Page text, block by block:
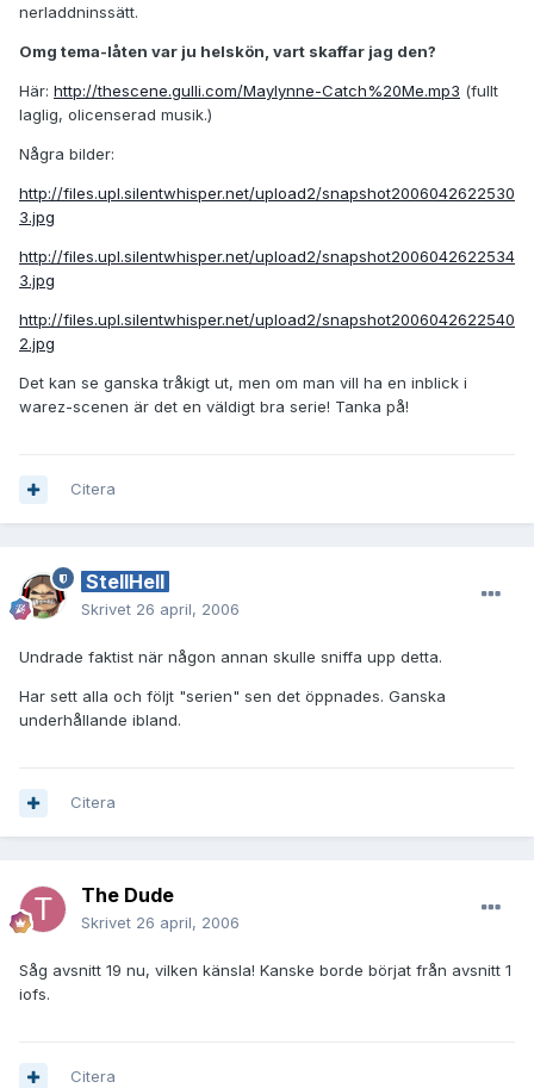
nerladdninssätt.
Omg tema-låten var ju helskön, vart skaffar jag den?
Här: http://thescene.gulli.com/Maylynne-Catch%20Me.mp3 (fullt
laglig, olicenserad musik.)
Några bilder:
http://files.upl.silentwhisper.net/upload2/snapshot2006042622530
3.jpg
http://files.upl.silentwhisper.net/upload2/snapshot2006042622534
3.jpg
http://files.upl.silentwhisper.net/upload2/snapshot2006042622540
2.jpg
Det kan se ganska tråkigt ut, men om man vill ha en inblick i
warez-scenen är det en väldigt bra serie! Tanka på!
Citera
StellHell
Skrivet 26 april, 2006
Undrade faktist när någon annan skulle sniffa upp detta.
Har sett alla och följt "serien" sen det öppnades. Ganska
underhållande ibland.
Citera
The Dude
Skrivet 26 april, 2006
Såg avsnitt 19 nu, vilken känsla! Kanske borde börjat från avsnitt 1
iofs.
Citera